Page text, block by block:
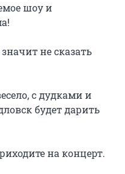
шоу и
не сказать
с дудками и
будет дарить
на концерт.